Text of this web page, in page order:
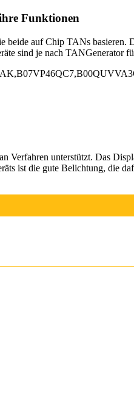
Funktionen
auf Chip TANs
sind je nach
Verfahren unterstützt. Das
ist die gute Belichtung, die